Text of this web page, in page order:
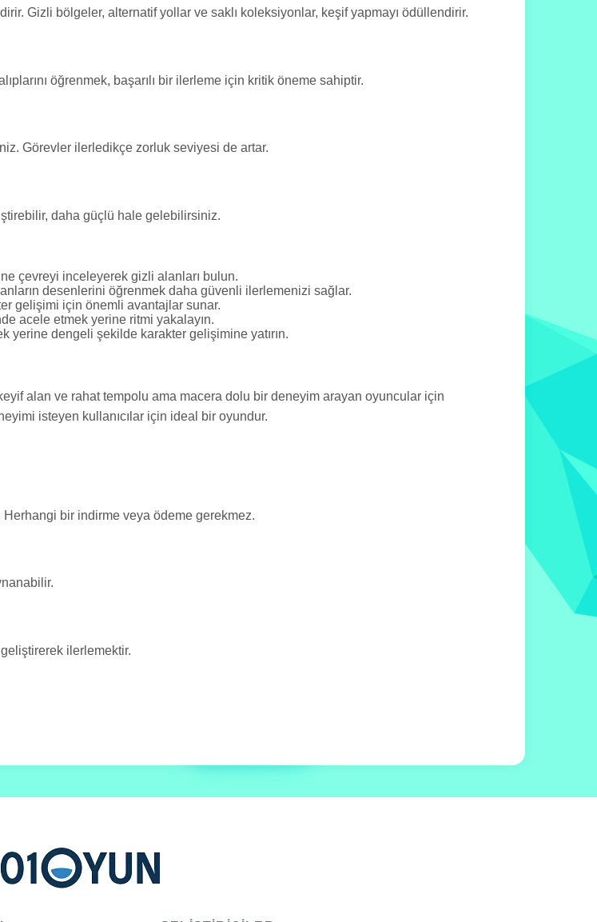
Gizli bölgeler, alternatif yollar ve saklı koleksiyonlar, keşif yapmayı ödüllendirir.
öğrenmek, başarılı bir ilerleme için kritik öneme sahiptir.
Görevler ilerledikçe zorluk seviyesi de artar.
daha güçlü hale gelebilirsiniz.
çevreyi inceleyerek gizli alanları bulun.
desenlerini öğrenmek daha güvenli ilerlemenizi sağlar.
gelişimi için önemli avantajlar sunar.
acele etmek yerine ritmi yakalayın.
yerine dengeli şekilde karakter gelişimine yatırın.
alan ve rahat tempolu ama macera dolu bir deneyim arayan oyuncular için
isteyen kullanıcılar için ideal bir oyundur.
bir indirme veya ödeme gerekmez.
ilerlemektir.